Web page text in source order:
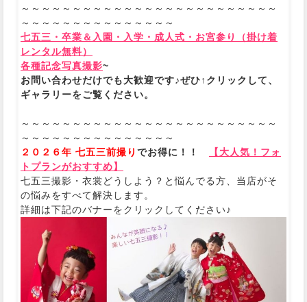
～～～～～～～～～～～～～～～～～～～～～～～～～
～～～～～～～～～～～～～～～
七五三・卒業＆入園・入学・成人式・お宮参り（掛け着
レンタル無料）
各種記念写真撮影~
お問い合わせだけでも大歓迎です♪ぜひ↑クリックして、
ギャラリーをご覧ください。
～～～～～～～～～～～～～～～～～～～～～～～～～
～～～～～～～～～～～～～～～
２０２６年 七五三前撮り でお得に！！
【大人気！フォ
トプランがおすすめ】
七五三撮影・衣裳どうしよう？と悩んでる方、当店がそ
の悩みをすべて解決します。
詳細は下記のバナーをクリックしてください♪